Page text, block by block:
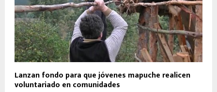
Lanzan fondo para que jóvenes mapuche realicen
voluntariado en comunidades